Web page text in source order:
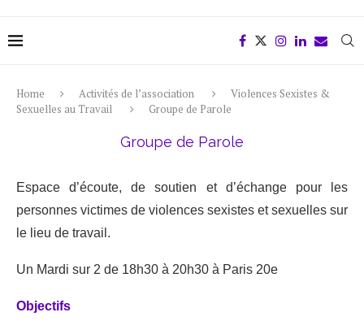
Home Activités de l’association
Violences Sexistes &
Sexuelles au Travail
Groupe de Parole
Groupe de Parole
Espace d’écoute, de soutien et d’échange pour les
personnes victimes de violences sexistes et sexuelles sur
le lieu de travail.
Un Mardi sur 2 de 18h30 à 20h30 à Paris 20e
Objectifs